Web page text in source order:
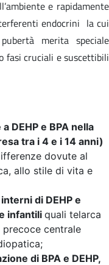
e rapidamente
endocrini la cui
merita speciale
fasi cruciali e suscettibili
DEHP e BPA nella
tra i 4 e i 14 anni)
dovute al
allo stile di vita e
di DEHP e
infantili quali telarca
centrale
di BPA e DEHP,